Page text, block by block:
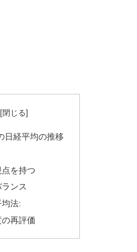
日経平均の推移
を持つ
ンス
均法:
の再評価